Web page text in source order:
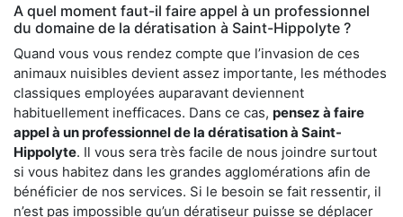
A quel moment faut-il faire appel à un professionnel
du domaine de la dératisation à Saint-Hippolyte ?
Quand vous vous rendez compte que l’invasion de ces
animaux nuisibles devient assez importante, les méthodes
classiques employées auparavant deviennent
habituellement inefficaces. Dans ce cas, pensez à faire
appel à un professionnel de la dératisation à Saint-
Hippolyte. Il vous sera très facile de nous joindre surtout
si vous habitez dans les grandes agglomérations afin de
bénéficier de nos services. Si le besoin se fait ressentir, il
n’est pas impossible qu’un dératiseur puisse se déplacer